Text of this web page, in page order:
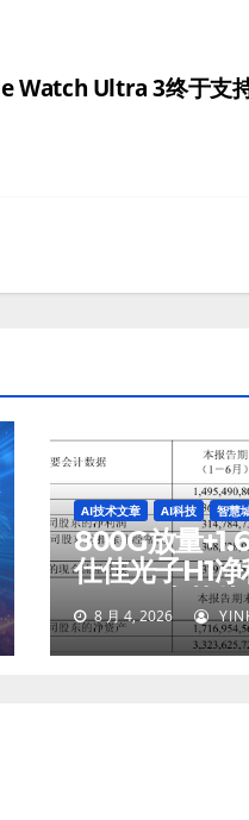
Watch Ultra 3终于支
AI技术文章 AI科技 智慧
800G放量
仕佳光子H1
45%，光芯
77%
8 月 4, 2026